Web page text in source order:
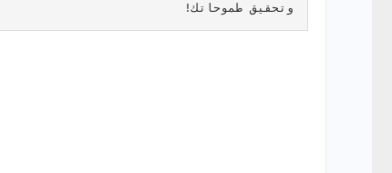
وتحقيق طموحاتك!